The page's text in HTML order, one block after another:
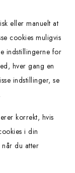
eller manuelt at
cookies muligvis
indstillingerne for
hver gang en
indstillinger, se
korrekt, hvis
i din
når du atter